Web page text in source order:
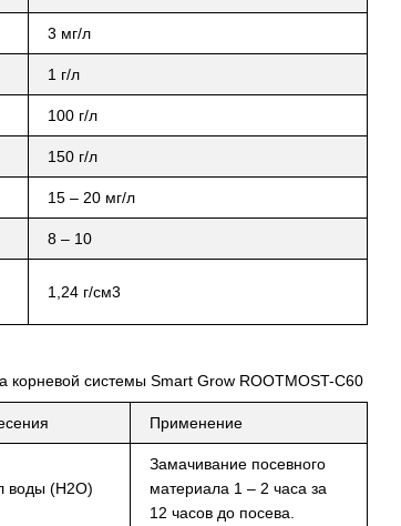
3 мг/л
1 г/л
100 г/л
150 г/л
15 – 20 мг/л
8 – 10
1,24 г/см3
корневой системы Smart Grow ROOTMOST-С60
Применение
воды (Н2О)
Замачивание посевного
материала 1 – 2 часа за
12 часов до посева.